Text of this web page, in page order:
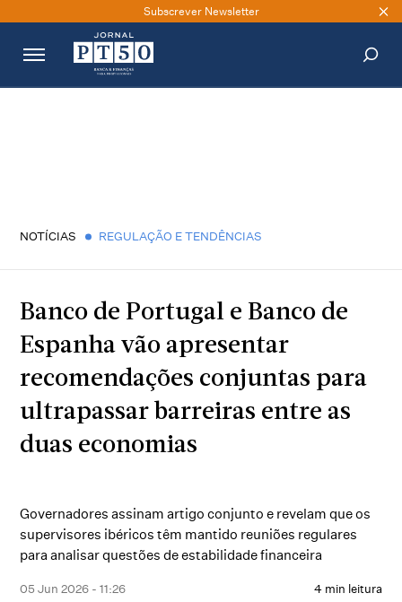
Subscrever Newsletter
NOTÍCIAS REGULAÇÃO E TENDÊNCIAS
Banco de Portugal e Banco de
Espanha vão apresentar
recomendações conjuntas para
ultrapassar barreiras entre as
duas economias
Governadores assinam artigo conjunto e revelam que os
supervisores ibéricos têm mantido reuniões regulares
para analisar questões de estabilidade financeira
05 Jun 2026 - 11:26 4 min leitura